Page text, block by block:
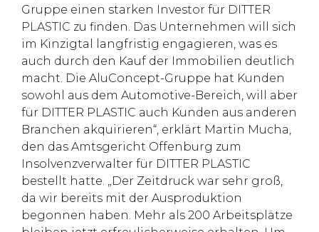
Gruppe einen starken Investor für DITTER
PLASTIC zu finden. Das Unternehmen will sich
im Kinzigtal langfristig engagieren, was es
auch durch den Kauf der Immobilien deutlich
macht. Die AluConcept-Gruppe hat Kunden
sowohl aus dem Automotive-Bereich, will aber
für DITTER PLASTIC auch Kunden aus anderen
Branchen akquirieren“, erklärt Martin Mucha,
den das Amtsgericht Offenburg zum
Insolvenzverwalter für DITTER PLASTIC
bestellt hatte. „Der Zeitdruck war sehr groß,
da wir bereits mit der Ausproduktion
begonnen haben. Mehr als 200 Arbeitsplätze